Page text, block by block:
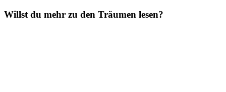
Willst du mehr zu den Träumen lesen?